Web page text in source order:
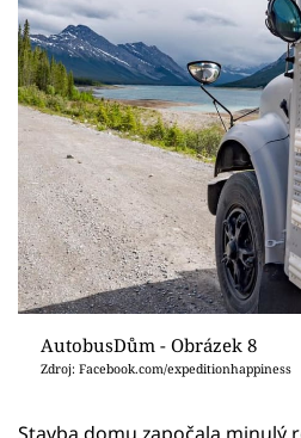
AutobusDům - Obrázek 8
Zdroj: Facebook.com/expeditionhappiness